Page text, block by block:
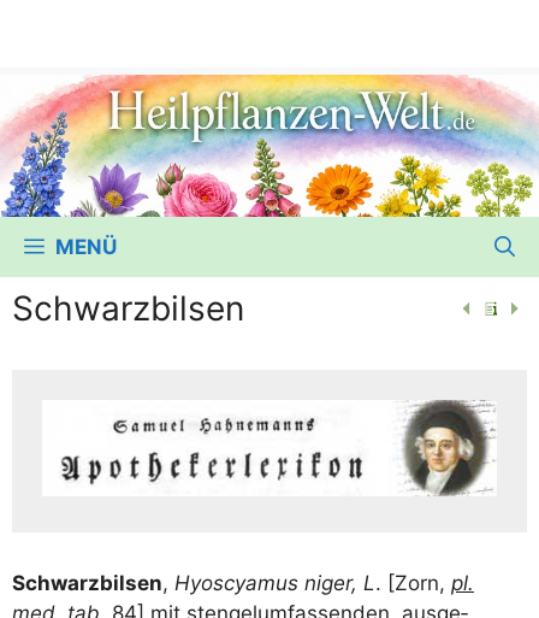
MENÜ
Schwarzbilsen
Schwarz­bil­sen, Hyos­cya­mus niger, L. [Zorn, pl.